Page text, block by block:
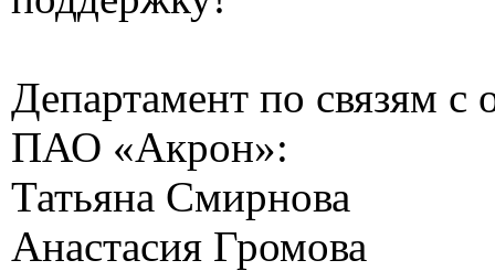
Департамент по связям с
ПАО «Акрон»:
Татьяна Смирнова
Анастасия Громова